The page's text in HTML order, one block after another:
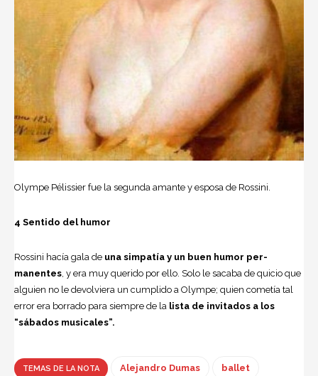
Olympe Pélissier fue la segunda amante y esposa de Rossini.
4 Sentido del humor
Rossini hacía gala de una simpatía y un buen humor per­
manentes , y era muy querido por ello. Solo le sacaba de quicio que
alguien no le devolviera un cumplido a Olym­pe; quien cometía tal
error era borrado para siempre de la lista de invitados a los
“sábados musicales”.
TEMAS DE LA NOTA Alejandro Dumas ballet